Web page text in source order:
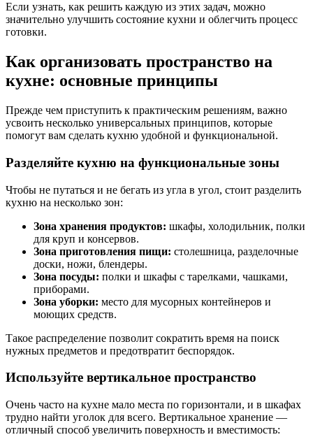
Если узнать, как решить каждую из этих задач, можно
значительно улучшить состояние кухни и облегчить процесс
готовки.
Как организовать пространство на
кухне: основные принципы
Прежде чем приступить к практическим решениям, важно
усвоить несколько универсальных принципов, которые
помогут вам сделать кухню удобной и функциональной.
Разделяйте кухню на функциональные зоны
Чтобы не путаться и не бегать из угла в угол, стоит разделить
кухню на несколько зон:
Зона хранения продуктов: шкафы, холодильник, полки
для круп и консервов.
Зона приготовления пищи: столешница, разделочные
доски, ножи, блендеры.
Зона посуды: полки и шкафы с тарелками, чашками,
приборами.
Зона уборки: место для мусорных контейнеров и
моющих средств.
Такое распределение позволит сократить время на поиск
нужных предметов и предотвратит беспорядок.
Используйте вертикальное пространство
Очень часто на кухне мало места по горизонтали, и в шкафах
трудно найти уголок для всего. Вертикальное хранение —
отличный способ увеличить поверхность и вместимость: